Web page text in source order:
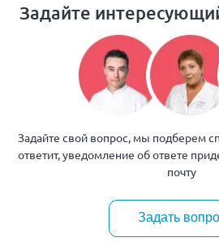
Задайте
Задайте свой вопрос, мы подберем
ответит, уведомление об ответе
почту
Задать